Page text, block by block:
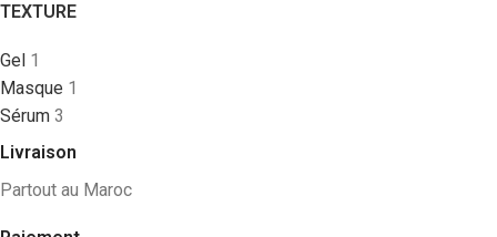
TEXTURE
Gel 1
Masque 1
Sérum 3
Livraison
Partout au Maroc